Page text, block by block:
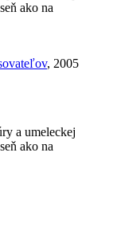
ako na
, 2005
a umeleckej
ako na